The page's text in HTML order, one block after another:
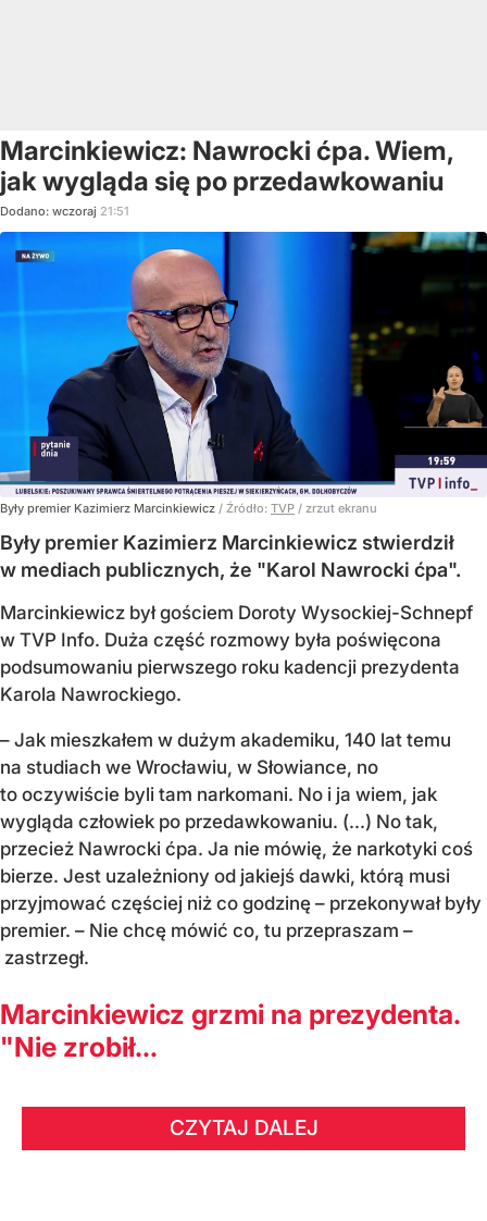
Marcinkiewicz: Nawrocki ćpa. Wiem,
jak wygląda się po przedawkowaniu
Dodano: wczoraj 21:51
Były premier Kazimierz Marcinkiewicz / Źródło: TVP / zrzut ekranu
Były premier Kazimierz Marcinkiewicz stwierdził
w mediach publicznych, że "Karol Nawrocki ćpa".
Marcinkiewicz był gościem Doroty Wysockiej-Schnepf
w TVP Info. Duża część rozmowy była poświęcona
podsumowaniu pierwszego roku kadencji prezydenta
Karola Nawrockiego.
– Jak mieszkałem w dużym akademiku, 140 lat temu
na studiach we Wrocławiu, w Słowiance, no
to oczywiście byli tam narkomani. No i ja wiem, jak
wygląda człowiek po przedawkowaniu. (...) No tak,
przecież Nawrocki ćpa. Ja nie mówię, że narkotyki coś
bierze. Jest uzależniony od jakiejś dawki, którą musi
przyjmować częściej niż co godzinę – przekonywał były
premier. – Nie chcę mówić co, tu przepraszam –
zastrzegł.
Marcinkiewicz grzmi na prezydenta.
"Nie zrobił...
CZYTAJ DALEJ